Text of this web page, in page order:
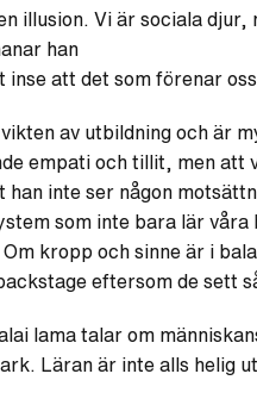
illusion. Vi är sociala
han
inse att det som förenar
av utbildning och är
empati och tillit, men att
inte ser någon
som inte bara lär
kropp och sinne är i
eftersom de sett
lama talar om
Läran är inte alls helig